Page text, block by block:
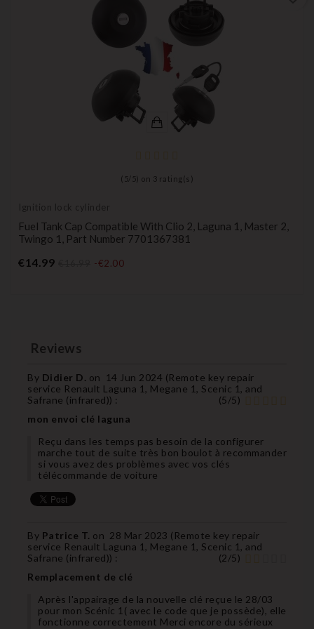
( 5/ 5) on 3 rating(s)
Ignition lock cylinder
Fuel Tank Cap Compatible With Clio 2, Laguna 1, Master 2,
Twingo 1, Part Number 7701367381
€14.99 -€2.00Price
Reviews
By Didier D. on 14 Jun 2024 (Remote key repair
service Renault Laguna 1, Megane 1, Scenic 1, and
Safrane (infrared)) : (5/5)
mon envoi clé laguna
Reçu dans les temps pas besoin de la configurer
marche tout de suite très bon boulot à recommander
si vous avez des problèmes avec vos clés
télécommande de voiture
By Patrice T. on 28 Mar 2023 ( Remote key repair
service Renault Laguna 1, Megane 1, Scenic 1, and
Safrane (infrared)) : (2/5)
Remplacement de clé
Après l'appairage de la nouvelle clé reçue le 28/03
pour mon Scénic 1( avec le code que je possède), elle
fonctionne correctement Merci encore du sérieux